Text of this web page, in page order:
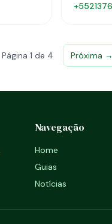
Página 1 de 4 Próxima →
Navegação
Home
Guias
Notícias